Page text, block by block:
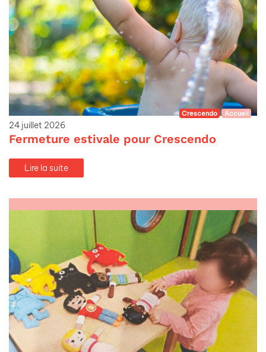
Crescendo Accueil
24 juillet 2026
Fermeture estivale pour Crescendo
Lire la suite